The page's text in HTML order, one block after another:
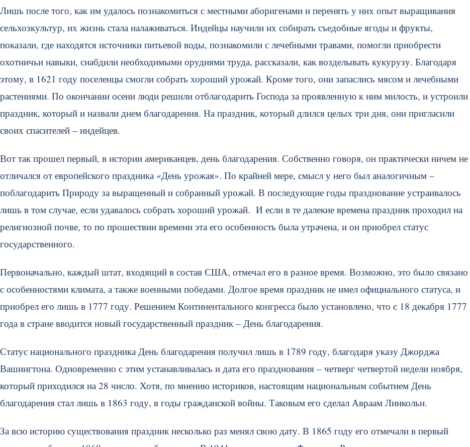
Лишь после того, как им удалось познакомиться с местными аборигенами и перенять у них опыт выращивания
сельхозкультур, их жизнь стала налаживаться. Индейцы научили их собирать съедобные ягоды и фрукты,
показали, где находятся источники питьевой воды, познакомили с лечебными травами, помогли приобрести
охотничьи навыки, снабдили необходимыми орудиями труда, рассказали, как возделывать кукурузу. Благодаря
этому, в 1621 году поселенцы смогли собрать хороший урожай. Кроме того, они запаслись мясом и лечебными
растениями. По окончании осени люди решили отблагодарить Господа за проявленную к ним милость, и устроили
праздник, который и назвали днем благодарения. На праздник, который длился целых три дня, они пригласили
своих спасителей – индейцев.
Вот так прошел первый, в истории американцев, день благодарения. Собственно говоря, он практически ничем не
отличался от европейского праздника «День урожая». По крайней мере, смысл у него был аналогичным –
поблагодарить Природу за выращенный и собранный урожай. В последующие годы празднование устраивалось
лишь в том случае, если удавалось собрать хороший урожай. И если в те далекие времена праздник проходил на
религиозной почве, то по прошествии времени эта его особенность была утрачена, и он приобрел статус
государственного.
Первоначально, каждый штат, входящий в состав США, отмечал его в разное время. Возможно, это было связано
с особенностями климата, а также военными победами. Долгое время праздник не имел официального статуса, и
приобрел его лишь в 1777 году. Решением Континентального конгресса было установлено, что с 18 декабря 1777
года в стране вводится новый государственный праздник – День благодарения.
Статус национального праздника День благодарения получил лишь в 1789 году, благодаря указу Джорджа
Вашингтона. Одновременно с этим устанавливалась и дата его празднования – четверг четвертой недели ноября,
который приходился на 28 число. Хотя, по мнению историков, настоящим национальным событием День
благодарения стал лишь в 1863 году, в годы гражданской войны. Таковым его сделал Авраам Линкольн.
За всю историю существования праздник несколько раз менял свою дату. В 1865 году его отмечали в первый